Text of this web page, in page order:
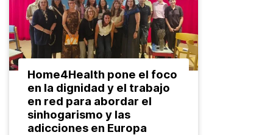
Home4Health pone el foco
en la dignidad y el trabajo
en red para abordar el
sinhogarismo y las
adicciones en Europa